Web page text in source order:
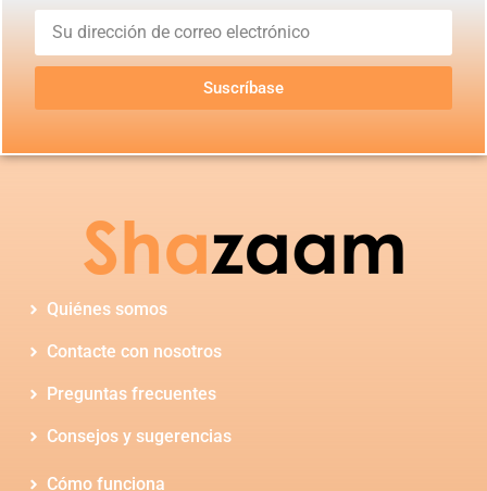
Suscríbase
Quiénes somos
Contacte con nosotros
Preguntas frecuentes
Consejos y sugerencias
Cómo funciona